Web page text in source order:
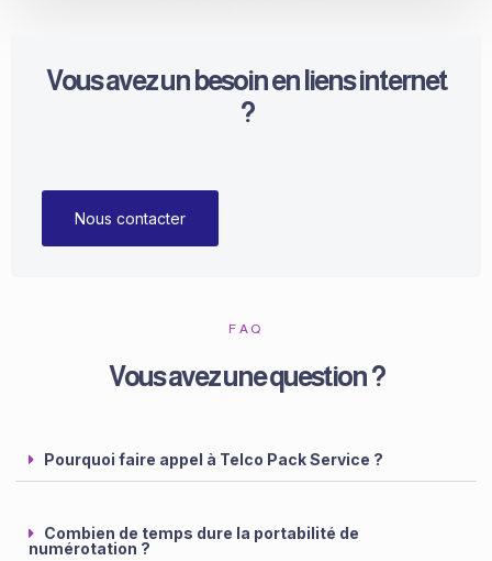
Vous avez un besoin en liens internet
?
Nous contacter
FAQ
Vous avez une question ?
Pourquoi faire appel à Telco Pack Service ? ​
Combien de temps dure la portabilité de
numérotation ?